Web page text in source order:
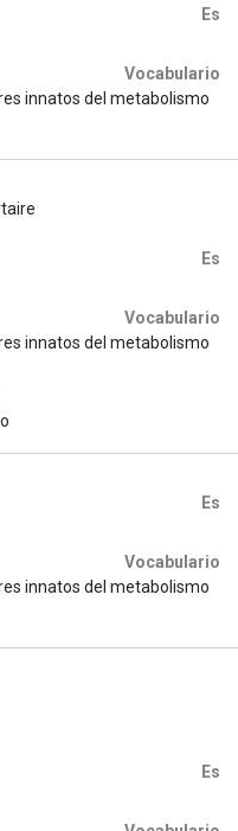
Es
Vocabulario
innatos del metabolismo
Es
Vocabulario
innatos del metabolismo
Es
Vocabulario
innatos del metabolismo
Es